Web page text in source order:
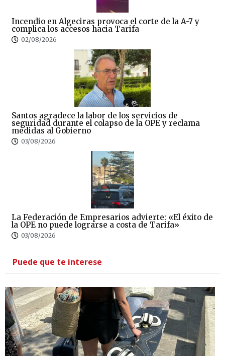
Incendio en Algeciras provoca el corte de la A-7 y
complica los accesos hacia Tarifa
02/08/2026
Santos agradece la labor de los servicios de
seguridad durante el colapso de la OPE y reclama
medidas al Gobierno
03/08/2026
La Federación de Empresarios advierte: «El éxito de
la OPE no puede lograrse a costa de Tarifa»
03/08/2026
Puede que te interese